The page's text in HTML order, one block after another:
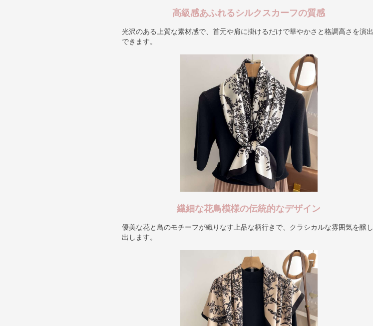
高級感あふれるシルクスカーフの質感
光沢のある上質な素材感で、首元や肩に掛けるだけで華やかさと格調高さを演出
できます。
繊細な花鳥模様の伝統的なデザイン
優美な花と鳥のモチーフが織りなす上品な柄行きで、クラシカルな雰囲気を醸し
出します。